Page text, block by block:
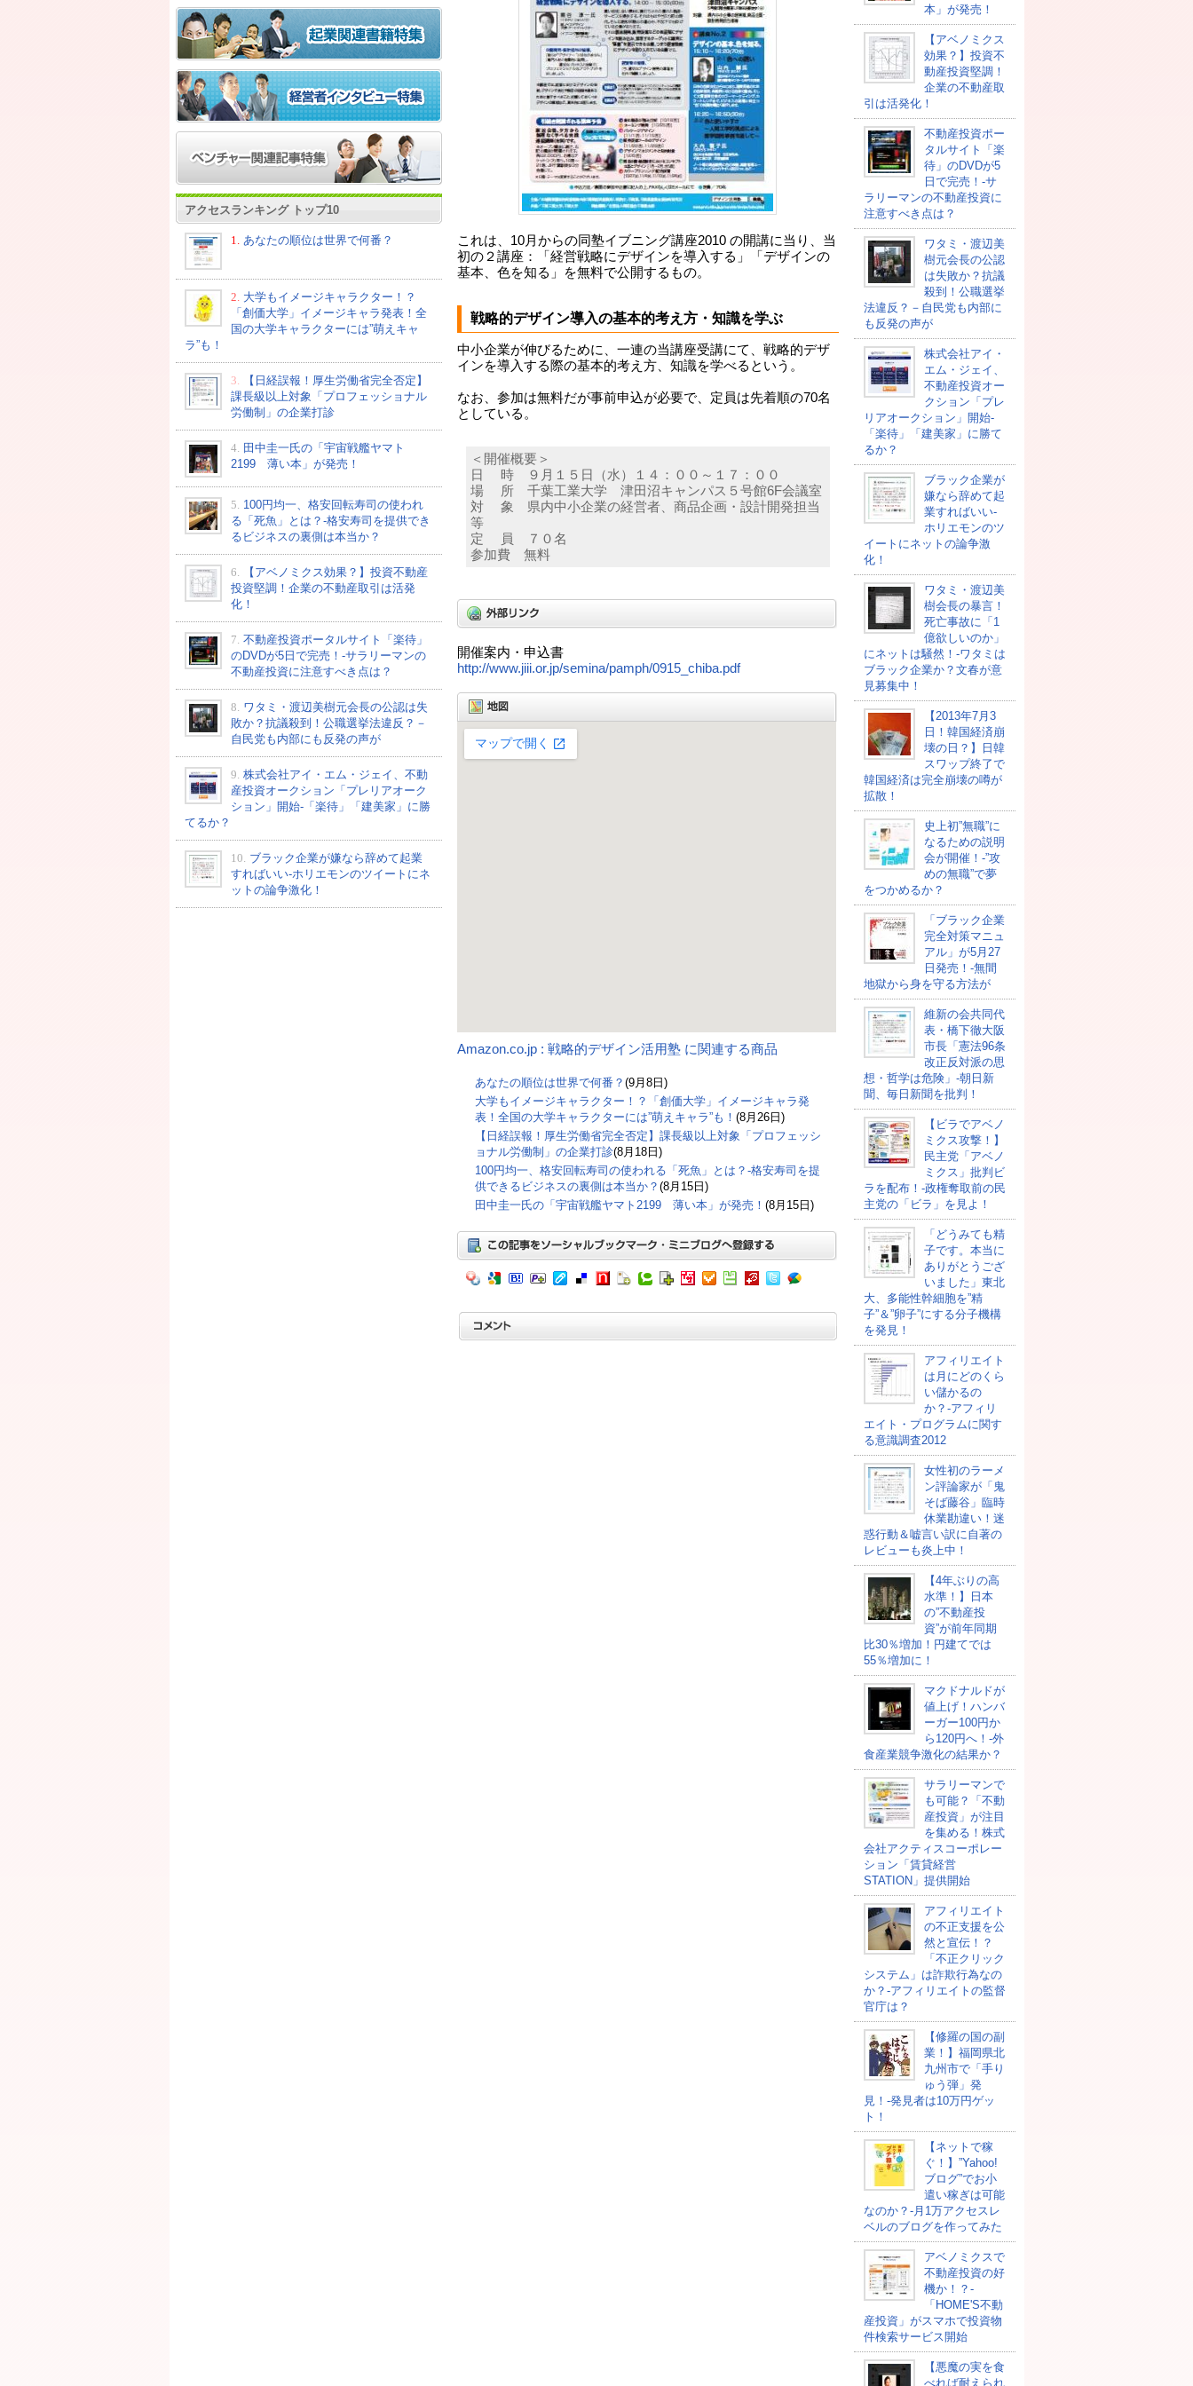
アクセスランキング トップ10
1. あなたの順位は世界で何番？
2. 大学もイメージキャラクター！？
「創価大学」イメージキャラ発表！全
国の大学キャラクターには”萌えキャ
ラ”も！
3.
【日経誤報！厚生労働省完全否定】
課長級以上対象「プロフェッショナル
労働制」の企業打診
4. 田中圭一氏の「宇宙戦艦ヤマト
2199 薄い本」が発売！
5. 100円均一、格安回転寿司の使われ
る「死魚」とは？-格安寿司を提供でき
るビジネスの裏側は本当か？
6.
【アベノミクス効果？】投資不動産
投資堅調！企業の不動産取引は活発
化！
7. 不動産投資ポータルサイト「楽待」
のDVDが5日で完売！-サラリーマンの
不動産投資に注意すべき点は？
8. ワタミ・渡辺美樹元会長の公認は失
敗か？抗議殺到！公職選挙法違反？－
自民党も内部にも反発の声が
9. 株式会社アイ・エム・ジェイ、不動
産投資オークション「プレリアオーク
ション」開始-「楽待」「建美家」に勝
てるか？
10. ブラック企業が嫌なら辞めて起業
すればいい-ホリエモンのツイートにネ
ットの論争激化！
これは、10月からの同塾イブニング講座2010 の開講に当り、当
初の２講座：「経営戦略にデザインを導入する」「デザインの
基本、色を知る」を無料で公開するもの。
戦略的デザイン導入の基本的考え方・知識を学ぶ
中小企業が伸びるために、一連の当講座受講にて、戦略的デザ
インを導入する際の基本的考え方、知識を学べるという。
なお、参加は無料だが事前申込が必要で、定員は先着順の70名
としている。
＜開催概要＞
日 時 ９月１５日（水）１４：００～１７：００
場 所 千葉工業大学 津田沼キャンパス５号館6F会議室
対 象 県内中小企業の経営者、商品企画・設計開発担当
等
定 員 ７０名
参加費 無料
開催案内・申込書
http://www.jiii.or.jp/semina/pamph/0915_chiba.pdf
Amazon.co.jp : 戦略的デザイン活用塾 に関連する商品
あなたの順位は世界で何番？ (9月8日)
大学もイメージキャラクター！？「創価大学」イメージキャラ発
表！全国の大学キャラクターには”萌えキャラ”も！ (8月26日)
【日経誤報！厚生労働省完全否定】課長級以上対象「プロフェッシ
ョナル労働制」の企業打診(8月18日)
100円均一、格安回転寿司の使われる「死魚」とは？-格安寿司を提
供できるビジネスの裏側は本当か？ (8月15日)
田中圭一氏の「宇宙戦艦ヤマト2199 薄い本」が発売！ (8月15日)
本」が発売！
【アベノミクス
効果？】投資不
動産投資堅調！
企業の不動産取
引は活発化！
不動産投資ポー
タルサイト「楽
待」のDVDが5
日で完売！-サ
ラリーマンの不動産投資に
注意すべき点は？
ワタミ・渡辺美
樹元会長の公認
は失敗か？抗議
殺到！公職選挙
法違反？－自民党も内部に
も反発の声が
株式会社アイ・
エム・ジェイ、
不動産投資オー
クション「プレ
リアオークション」開始-
「楽待」「建美家」に勝て
るか？
ブラック企業が
嫌なら辞めて起
業すればいい-
ホリエモンのツ
イートにネットの論争激
化！
ワタミ・渡辺美
樹会長の暴言！
死亡事故に「1
億欲しいのか」
にネットは騒然！-ワタミは
ブラック企業か？文春が意
見募集中！
【2013年7月3
日！韓国経済崩
壊の日？】日韓
スワップ終了で
韓国経済は完全崩壊の噂が
拡散！
史上初”無職”に
なるための説明
会が開催！-”攻
めの無職”で夢
をつかめるか？
「ブラック企業
完全対策マニュ
アル」が5月27
日発売！-無間
地獄から身を守る方法が
維新の会共同代
表・橋下徹大阪
市長「憲法96条
改正反対派の思
想・哲学は危険」-朝日新
聞、毎日新聞を批判！
【ビラでアベノ
ミクス攻撃！】
民主党「アベノ
ミクス」批判ビ
ラを配布！-政権奪取前の民
主党の「ビラ」を見よ！
「どうみても精
子です。本当に
ありがとうござ
いました」東北
大、多能性幹細胞を”精
子”＆”卵子”にする分子機構
を発見！
アフィリエイト
は月にどのくら
い儲かるの
か？-アフィリ
エイト・プログラムに関す
る意識調査2012
女性初のラーメ
ン評論家が「鬼
そば藤谷」臨時
休業勘違い！迷
惑行動＆嘘言い訳に自著の
レビューも炎上中！
【4年ぶりの高
水準！】日本
の”不動産投
資”が前年同期
比30％増加！円建てでは
55％増加に！
マクドナルドが
値上げ！ハンバ
ーガー100円か
ら120円へ！-外
食産業競争激化の結果か？
サラリーマンで
も可能？「不動
産投資」が注目
を集める！株式
会社アクティスコーポレー
ション「賃貸経営
STATION」提供開始
アフィリエイト
の不正支援を公
然と宣伝！？
「不正クリック
システム」は詐欺行為なの
か？-アフィリエイトの監督
官庁は？
【修羅の国の副
業！】福岡県北
九州市で「手り
ゅう弾」発
見！-発見者は10万円ゲッ
ト！
【ネットで稼
ぐ！】”Yahoo!
ブログ”でお小
遣い稼ぎは可能
なのか？-月1万アクセスレ
ベルのブログを作ってみた
アベノミクスで
不動産投資の好
機か！？-
「HOME'S不動
産投資」がスマホで投資物
件検索サービス開始
【悪魔の実を食
べれば耐えられ